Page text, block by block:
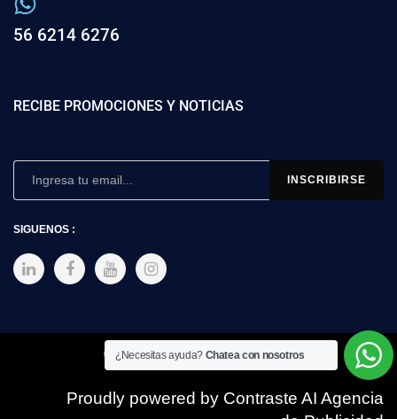
56 6214 6276
RECIBE PROMOCIONES Y NOTICIAS
SIGUENOS :
Copyright © 2025 SIMEX
Proudly powered by Contraste AI Agencia
¿Necesitas ayuda? Chatea con nosotros